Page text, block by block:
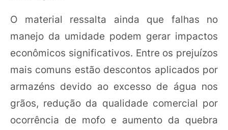
O material ressalta ainda que falhas no
manejo da umidade podem gerar impactos
econômicos significativos. Entre os prejuízos
mais comuns estão descontos aplicados por
armazéns devido ao excesso de água nos
grãos, redução da qualidade comercial por
ocorrência de mofo e aumento da quebra